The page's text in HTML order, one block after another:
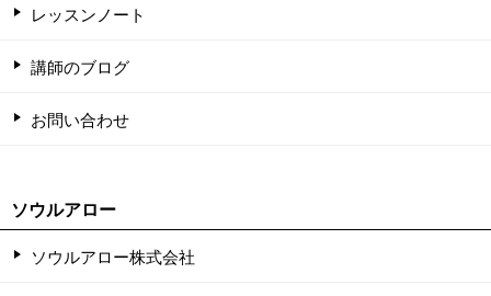
レッスンノート
講師のブログ
お問い合わせ
ソウルアロー
ソウルアロー株式会社